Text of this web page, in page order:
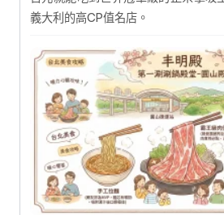
義大利的高CP值名店。